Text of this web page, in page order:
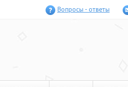
Вопросы - ответы